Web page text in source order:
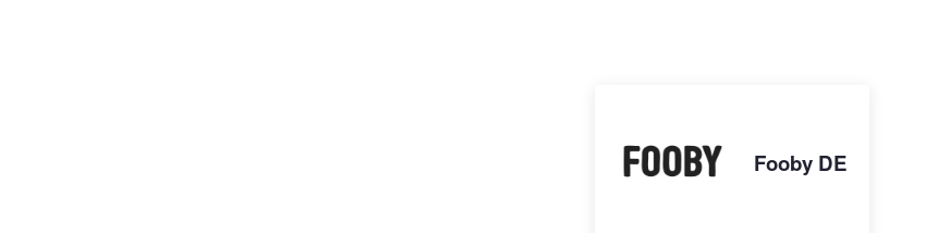
Fooby DE